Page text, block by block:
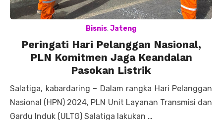
Bisnis,Jateng
Peringati Hari Pelanggan Nasional,
PLN Komitmen Jaga Keandalan
Pasokan Listrik
Salatiga, kabardaring – Dalam rangka Hari Pelanggan
Nasional (HPN) 2024, PLN Unit Layanan Transmisi dan
Gardu Induk (ULTG) Salatiga lakukan …